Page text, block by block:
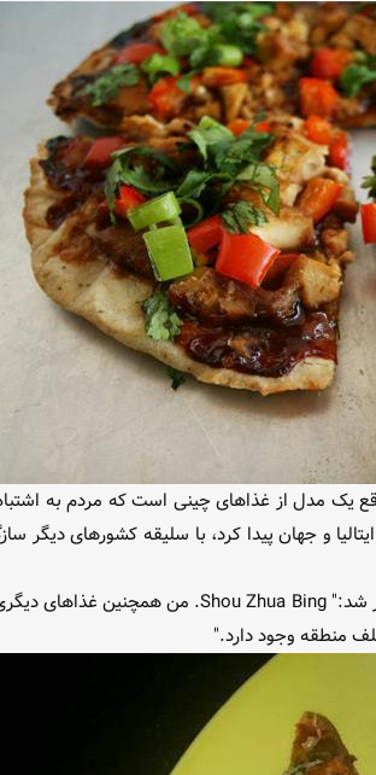
یک مدل از غذاهای چینی است که مردم به
و جهان پیدا کرد، با سلیقه کشورهای دیگر
منطقه وجود دارد."